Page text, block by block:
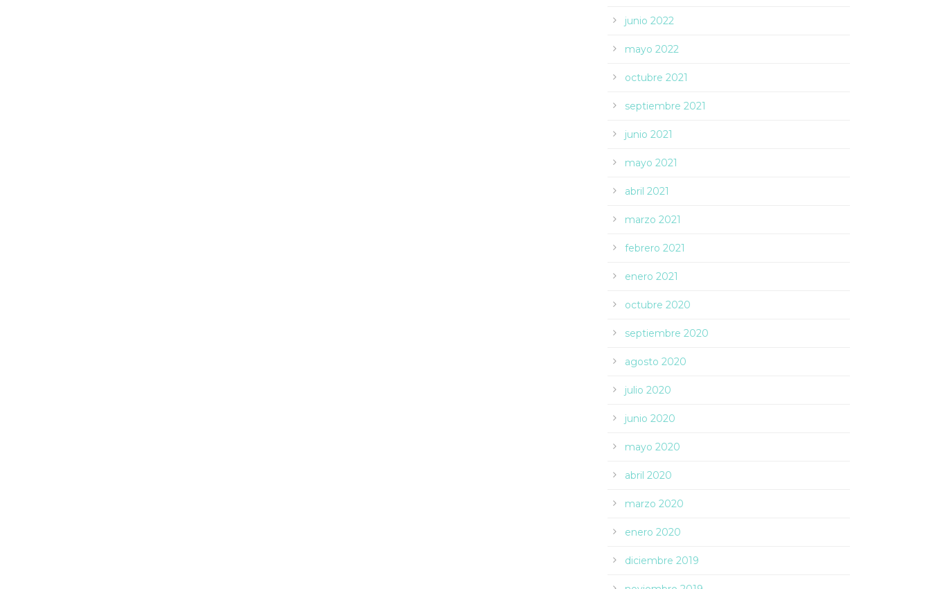
junio 2022
mayo 2022
octubre 2021
septiembre 2021
junio 2021
mayo 2021
abril 2021
marzo 2021
febrero 2021
enero 2021
octubre 2020
septiembre 2020
agosto 2020
julio 2020
junio 2020
mayo 2020
abril 2020
marzo 2020
enero 2020
diciembre 2019